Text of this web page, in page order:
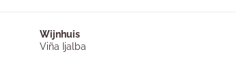
Wijnhuis
Viña Ijalba